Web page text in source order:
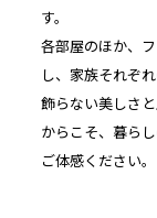
す。
各部屋のほか、
し、家族それぞ
飾らない美しさ
からこそ、暮ら
ご体感ください。